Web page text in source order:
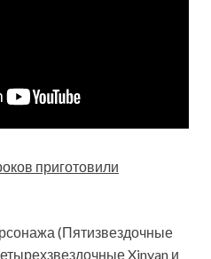
приготовили
(Пятизвездочные
Xinyan и